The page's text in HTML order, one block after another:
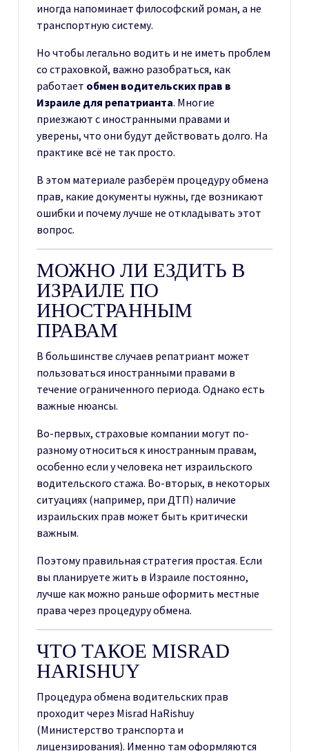
иногда напоминает философский роман, а не
транспортную систему.
Но чтобы легально водить и не иметь проблем
со страховкой, важно разобраться, как
работает обмен водительских прав в
Израиле для репатрианта. Многие
приезжают с иностранными правами и
уверены, что они будут действовать долго. На
практике всё не так просто.
В этом материале разберём процедуру обмена
прав, какие документы нужны, где возникают
ошибки и почему лучше не откладывать этот
вопрос.
МОЖНО ЛИ ЕЗДИТЬ В
ИЗРАИЛЕ ПО
ИНОСТРАННЫМ
ПРАВАМ
В большинстве случаев репатриант может
пользоваться иностранными правами в
течение ограниченного периода. Однако есть
важные нюансы.
Во-первых, страховые компании могут по-
разному относиться к иностранным правам,
особенно если у человека нет израильского
водительского стажа. Во-вторых, в некоторых
ситуациях (например, при ДТП) наличие
израильских прав может быть критически
важным.
Поэтому правильная стратегия простая. Если
вы планируете жить в Израиле постоянно,
лучше как можно раньше оформить местные
права через процедуру обмена.
ЧТО ТАКОЕ MISRAD
HARISHUY
Процедура обмена водительских прав
проходит через Misrad HaRishuy
(Министерство транспорта и
лицензирования). Именно там оформляются